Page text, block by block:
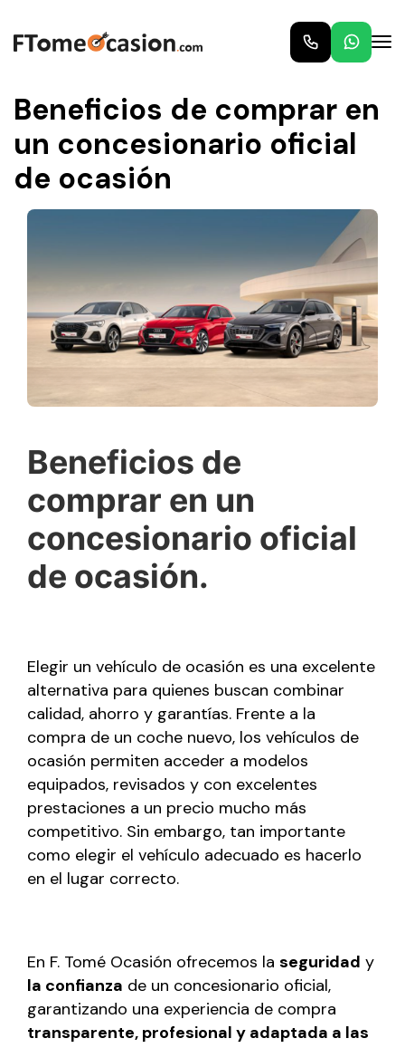
Beneficios de comprar en un concesionario oficial de
Beneficios de comprar en
un concesionario oficial
de ocasión
Beneficios de
comprar en un
concesionario oficial
de ocasión.
Elegir un vehículo de ocasión es una excelente
alternativa para quienes buscan combinar
calidad, ahorro y garantías. Frente a la
compra de un coche nuevo, los vehículos de
ocasión permiten acceder a modelos
equipados, revisados y con excelentes
prestaciones a un precio mucho más
competitivo. Sin embargo, tan importante
como elegir el vehículo adecuado es hacerlo
en el lugar correcto.
En F. Tomé Ocasión ofrecemos la seguridad y
la confianza de un concesionario oficial,
garantizando una experiencia de compra
transparente, profesional y adaptada a las